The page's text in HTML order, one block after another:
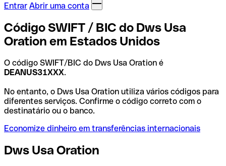
Entrar Abrir uma conta
Código SWIFT / BIC do Dws Usa
Oration em Estados Unidos
O código SWIFT/BIC do Dws Usa Oration é
DEANUS31XXX.
No entanto, o Dws Usa Oration utiliza vários códigos para
diferentes serviços. Confirme o código correto com o
destinatário ou o banco.
Economize dinheiro em transferências internacionais
Dws Usa Oration